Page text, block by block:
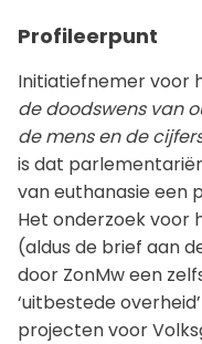
Profileerpunt
Initiatiefnemer voor
de doodswens van
de mens en de
is dat
van euthanasie een
Het onderzoek voor
(aldus de brief aan
door ZonMw een
‘uitbestede
projecten voor